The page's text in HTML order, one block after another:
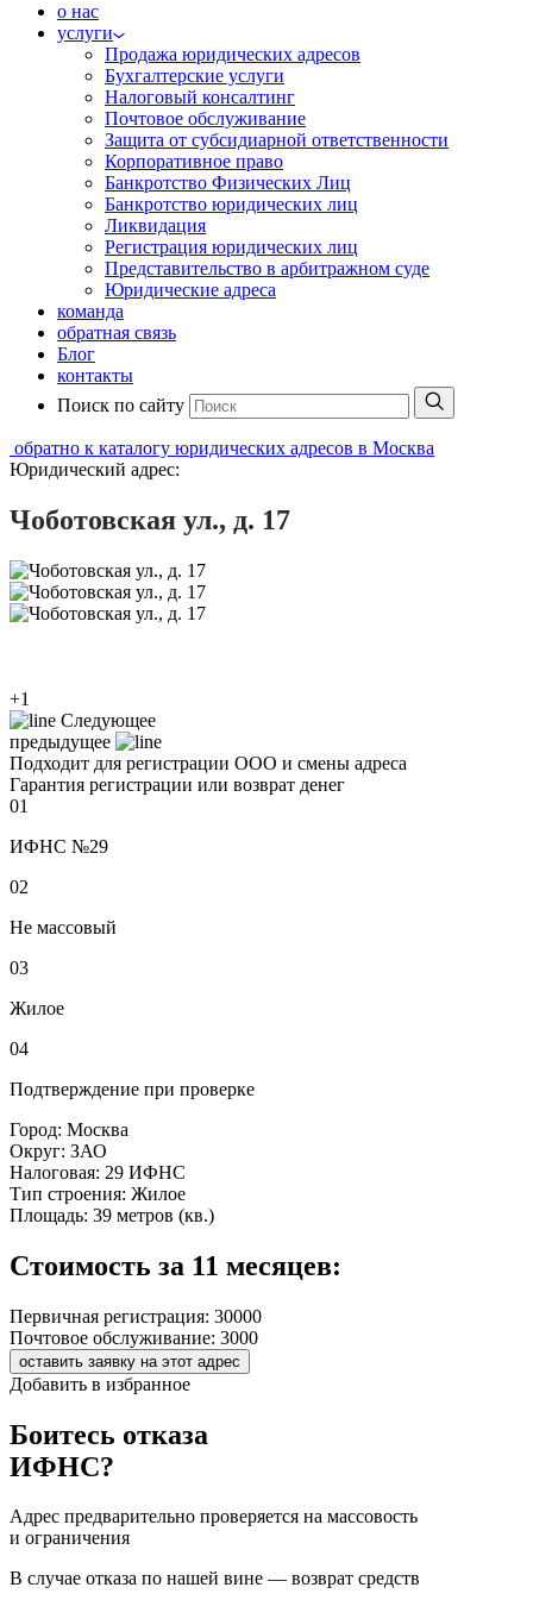
о нас
услуги
Продажа юридических адресов
Бухгалтерские услуги
Налоговый консалтинг
Почтовое обслуживание
Защита от субсидиарной ответственности
Корпоративное право
Банкротство Физических Лиц
Банкротство юридических лиц
Ликвидация
Регистрация юридических лиц
Представительство в арбитражном суде
Юридические адреса
команда
обратная связь
Блог
контакты
Поиск по сайту
обратно к каталогу юридических адресов в Москва
Юридический адрес:
Чоботовская ул., д. 17
+1
Следующее
предыдущее
Подходит для регистрации ООО и смены адреса
Гарантия регистрации или возврат денег
01
ИФНС №29
02
Не массовый
03
Жилое
04
Подтверждение при проверке
Город: Москва
Округ: ЗАО
Налоговая: 29 ИФНС
Тип строения: Жилое
Площадь: 39 метров (кв.)
Стоимость за 11 месяцев:
Первичная регистрация: 30000
Почтовое обслуживание: 3000
оставить заявку на этот адрес
Добавить в избранное
Боитесь отказа
ИФНС?
Адрес предварительно проверяется на массовость
и ограничения
В случае отказа по нашей вине — возврат средств